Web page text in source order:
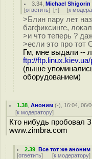
3.34 ,Michael Shigorin
[ответить] [↑] [к
>Блин пару лет
багфиксинге,
>и что теперь ?
>если это про тот
Гм, мне выдали --
ftp://
(выше
оборудованием)
1.38 ,Аноним (-), 16:04, 06/
[к модератору]
Кто нибудь пробовал
www.zimbra.com
2.39 ,Все тот же аноним
[ответить] [к модератору]